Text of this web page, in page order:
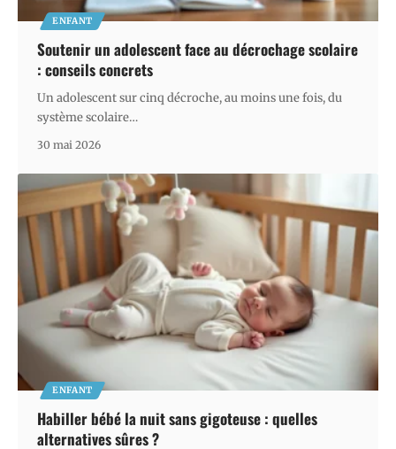
ENFANT
Soutenir un adolescent face au décrochage scolaire
: conseils concrets
Un adolescent sur cinq décroche, au moins une fois, du
système scolaire…
30 mai 2026
ENFANT
Habiller bébé la nuit sans gigoteuse : quelles
alternatives sûres ?